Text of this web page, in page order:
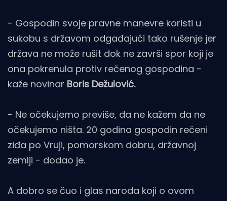
- Gospodin svoje pravne manevre koristi u
sukobu s državom odgađajući tako rušenje jer
država ne može rušit dok ne završi spor koji je
ona pokrenula protiv rečenog gospodina -
kaže novinar Boris Dežulović.
- Ne očekujemo previše, da ne kažem da ne
očekujemo ništa. 20 godina gospodin rečeni
ziđa po Vruji, pomorskom dobru, državnoj
zemlji - dodao je.
A dobro se čuo i glas naroda koji o ovom